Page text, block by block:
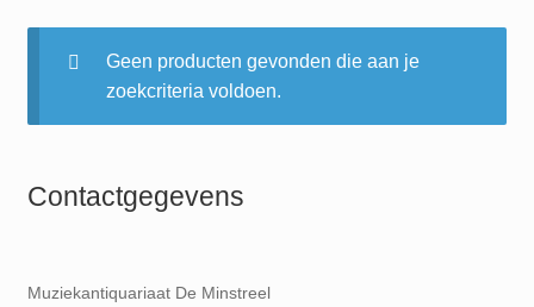
Geen producten gevonden die aan je
zoekcriteria voldoen.
Contactgegevens
Muziekantiquariaat De Minstreel